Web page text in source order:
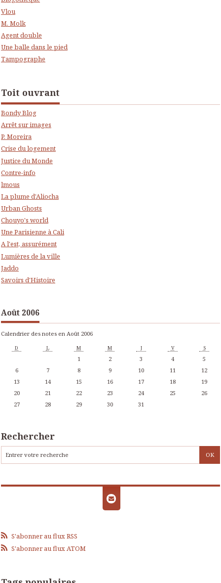
Vlou
M. Molk
Agent double
Une balle dans le pied
Tampographe
Toit ouvrant
Bondy Blog
Arrêt sur images
P. Moreira
Crise du logement
Justice du Monde
Contre-info
lmous
La plume d'Aliocha
Urban Ghosts
Chouyo's world
Une Parisienne à Cali
A l'est, assurément
Lumières de la ville
Jaddo
Savoirs d'Histoire
Août 2006
Calendrier des notes en Août 2006
D L M M J V S
1 2 3 4
5
6
7 8 9 10 11
12
13
14 15 16 17 18
19
20
21 22 23 24 25
26
27
28 29 30 31
Rechercher
S'abonner au flux RSS
S'abonner au flux ATOM